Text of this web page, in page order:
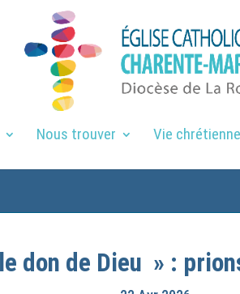
Nous trouver Vie chrétienne
don de Dieu » :